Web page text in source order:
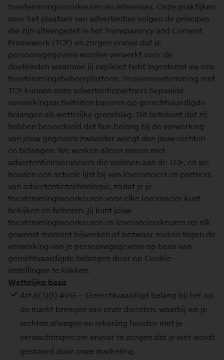
toestemmingsvoorkeuren en interesses. Onze praktijken
voor het plaatsen van advertenties volgen de principes
die zijn uiteengezet in het Transparency and Consent
Framework (TCF) en zorgen ervoor dat je
persoonsgegevens worden verwerkt voor de
doeleinden waarmee jij expliciet hebt ingestemd via ons
toestemmingsbeheerplatform. In overeenstemming met
TCF kunnen onze advertentiepartners bepaalde
verwerkingsactiviteiten baseren op gerechtvaardigde
belangen als wettelijke grondslag. Dit betekent dat zij
hebben beoordeeld dat hun belang bij de verwerking
van jouw gegevens zwaarder weegt dan jouw rechten
en belangen. We werken alleen samen met
advertentieleveranciers die voldoen aan de TCF, en we
houden een actuele lijst bij van leveranciers en partners
van advertentietechnologie, zodat je je
toestemmingsvoorkeuren voor elke leverancier kunt
bekijken en beheren. Jij kunt jouw
toestemmingsvoorkeuren en leverancierskeuzes op elk
gewenst moment bijwerken of bezwaar maken tegen de
verwerking van je persoonsgegevens op basis van
gerechtvaardigde belangen door op Cookie-
instellingen te klikken.
Wettelijke basis
Art.6(1)(f) AVG – Gerechtvaardigd belang bij het op
de markt brengen van onze diensten, waarbij we je
rechten afwegen en rekening houden met je
verwachtingen om ervoor te zorgen dat je niet wordt
gestoord door onze marketing.